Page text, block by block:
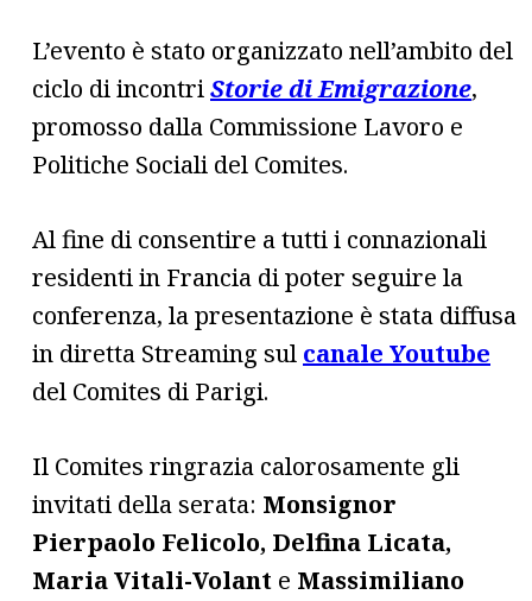
L’evento è stato organizzato nell’ambito del
ciclo di incontriStorie di Emigrazione,
promosso dalla Commissione Lavoro e
Politiche Sociali del Comites.
Al fine di consentire a tutti i connazionali
residenti in Francia di poter seguire la
conferenza, la presentazione è stata diffusa
in diretta Streaming sul canale Youtube
del Comites di Parigi.
Il Comites ringrazia calorosamente gli
invitati della serata: Monsignor
Pierpaolo Felicolo, Delfina Licata,
Maria Vitali-Volant e Massimiliano